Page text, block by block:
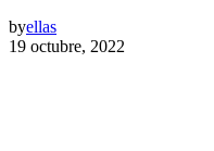
byellas
19 octubre, 2022